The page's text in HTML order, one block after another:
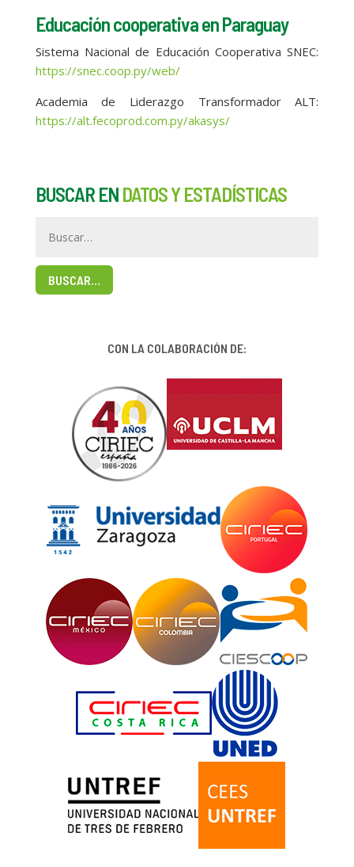
Educación cooperativa en Paraguay
Sistema Nacional de Educación Cooperativa SNEC:
https://snec.coop.py/web/
Academia de Liderazgo Transformador ALT:
https://alt.fecoprod.com.py/akasys/
BUSCAR EN DATOS Y ESTADÍSTICAS
BUSCAR…
CON LA COLABORACIÓN DE: